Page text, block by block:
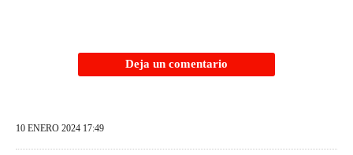
Deja un comentario
10 ENERO 2024 17:49